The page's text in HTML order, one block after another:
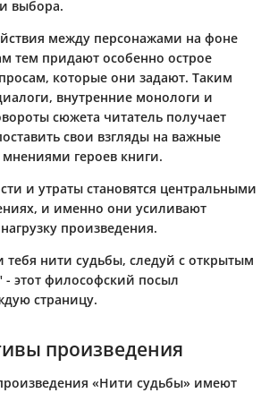
выбора.
между персонажами на фоне
тем придают особенно острое
которые они задают. Таким
внутренние монологи и
сюжета читатель получает
свои взгляды на важные
героев книги.
и утраты становятся центральными
и именно они усиливают
произведения.
тебя нити судьбы, следуй с открытым
этот философский посыл
страницу.
произведения
«Нити судьбы» имеют